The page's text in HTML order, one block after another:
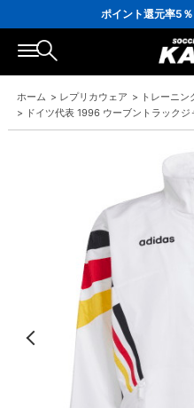
ポイント還元率5
会員の方にはお誕生月に「
16,000円(税込)以上で
3,300円(税込)
ホーム > レプリカウェア > トレーニ
> ドイツ代表 1996 ウーブントラックジ